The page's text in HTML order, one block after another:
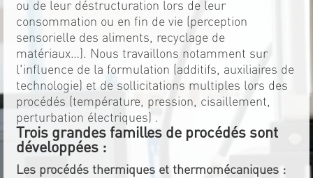
ou de leur déstructuration lors de leur
consommation ou en fin de vie (perception
sensorielle des aliments, recyclage de
matériaux…). Nous travaillons notamment sur
l'influence de la formulation (additifs, auxiliaires de
technologie) et de sollicitations multiples lors des
procédés (température, pression, cisaillement,
perturbation électriques) .
Trois grandes familles de procédés sont
développées :
Les procédés thermiques et thermomécaniques :